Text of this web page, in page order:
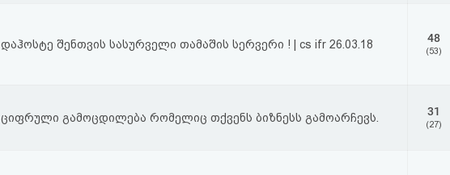
დაჰოსტე შენთვის სასურველი თამაშის სერვერი ! | cs ifr 26.03.18 48
(53)
ციფრული გამოცდილება რომელიც თქვენს ბიზნესს გამოარჩევს. 31
(27)